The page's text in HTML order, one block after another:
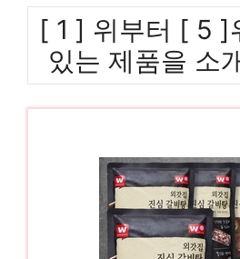
[ 1 ] 위부터 [ 5 ]
있는 제품을 소